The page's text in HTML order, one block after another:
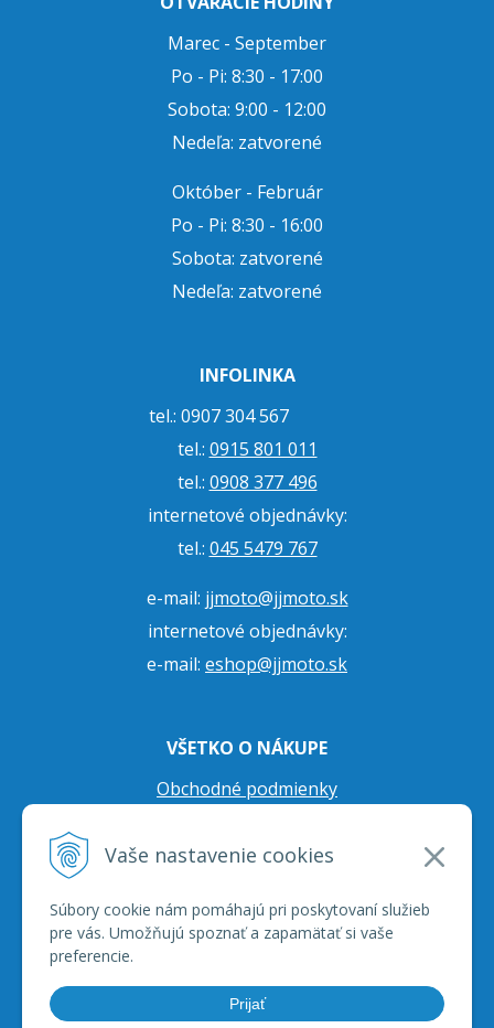
Vaše nastavenie cookies
Súbory cookie nám pomáhajú pri poskytovaní služieb
pre vás. Umožňujú spoznať a zapamätať si vaše
preferencie.
Prijať
Marec - September
Po - Pi: 8:30 - 17:00
Sobota: 9:00 - 12:00
Nedeľa: zatvorené
Október - Február
Po - Pi: 8:30 - 16:00
Sobota: zatvorené
Nedeľa: zatvorené
INFOLINKA
tel.: 0907 304 567
tel.: 0915 801 011
tel.: 0908 377 496
internetové objednávky:
tel.: 045 5479 767
e-mail: jjmoto@jjmoto.sk
internetové objednávky:
e-mail: eshop@jjmoto.sk
VŠETKO O NÁKUPE
Obchodné podmienky
Prepravné podmienky